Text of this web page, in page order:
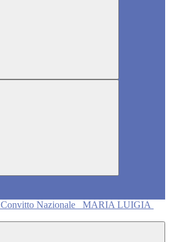
Convitto Nazionale
MARIA LUIGIA